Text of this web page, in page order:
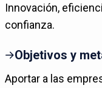
Innovación,
confianza.
Objetivos y
Aportar a las